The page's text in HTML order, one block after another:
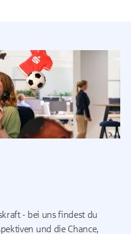
- bei uns findest du
und die Chance,